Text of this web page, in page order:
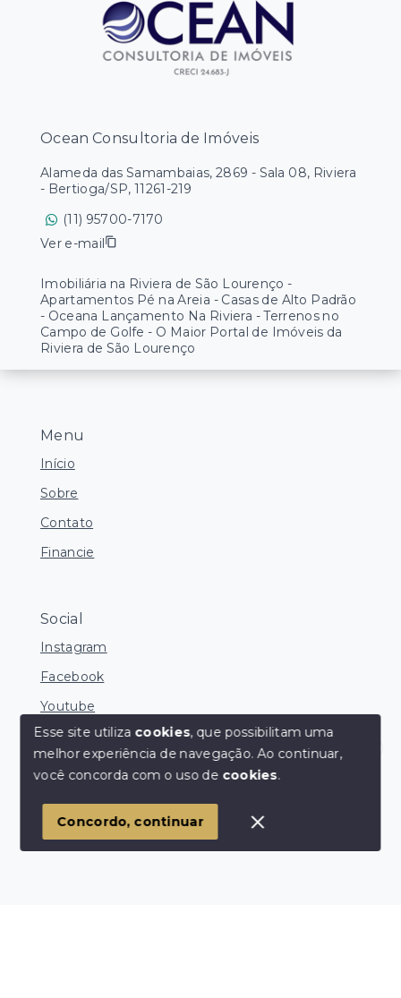
Menu
Início
Sobre
Contato
Financie
Social
Instagram
Facebook
Youtube
© Copyright 2026 - Ocean Consultoria de Imóveis -
SITE PARA IMOBILIARIA
Ocean Consultoria de Imóveis
Alameda das Samambaias, 2869 - Sala 08, Riviera
- Bertioga/SP, 11261-219
(11) 95700-7170
Ver e-mail
Imobiliária na Riviera de São Lourenço -
Apartamentos Pé na Areia - Casas de Alto Padrão
- Oceana Lançamento Na Riviera - Terrenos no
Campo de Golfe - O Maior Portal de Imóveis da
Riviera de São Lourenço
Corretores Online
Esse site utiliza cookies, que possibilitam uma
melhor experiência de navegação.Ao continuar,
você concorda com o uso de cookies.
Concordo, continuar